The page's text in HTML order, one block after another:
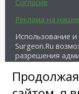
Согласие
Реклама на
Использование
Surgeon.Ru
разрешения
активной ссылки